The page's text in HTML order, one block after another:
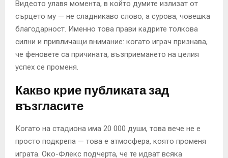
Видеото улавя момента, в който думите излизат от
сърцето му — не сладникаво слово, а сурова, човешка
благодарност. Именно това прави кадрите толкова
силни и привличащи внимание: когато играч признава,
че феновете са причината, възприемането на целия
успех се променя.
Какво крие публиката зад
възгласите
Когато на стадиона има 20 000 души, това вече не е
просто подкрепа — това е атмосфера, която променя
играта. Око-Флекс подчерта, че те идват всяка